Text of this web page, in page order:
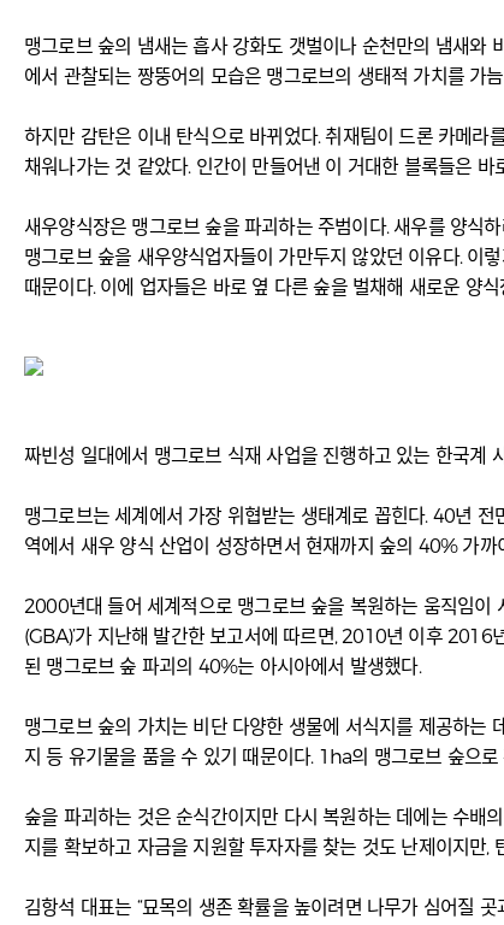
맹그로브 숲의 냄새는 흡사 강화도 갯벌이나 순천만의 냄새와
에서 관찰되는 짱뚱어의 모습은 맹그로브의 생태적 가치를 가
하지만 감탄은 이내 탄식으로 바뀌었다. 취재팀이 드론 카메
채워나가는 것 같았다. 인간이 만들어낸 이 거대한 블록들은 바
새우양식장은 맹그로브 숲을 파괴하는 주범이다. 새우를 양식
맹그로브 숲을 새우양식업자들이 가만두지 않았던 이유다. 이
때문이다. 이에 업자들은 바로 옆 다른 숲을 벌채해 새로운 양
짜빈성 일대에서 맹그로브 식재 사업을 진행하고 있는 한국계
맹그로브는 세계에서 가장 위협받는 생태계로 꼽힌다. 40년
역에서 새우 양식 산업이 성장하면서 현재까지 숲의 40% 가
2000년대 들어 세계적으로 맹그로브 숲을 복원하는 움직임이
(GBA)’가 지난해 발간한 보고서에 따르면, 2010년 이후
된 맹그로브 숲 파괴의 40%는 아시아에서 발생했다.
맹그로브 숲의 가치는 비단 다양한 생물에 서식지를 제공하는
지 등 유기물을 품을 수 있기 때문이다. 1ha의 맹그로브 숲으
숲을 파괴하는 것은 순식간이지만 다시 복원하는 데에는 수
지를 확보하고 자금을 지원할 투자자를 찾는 것도 난제이지만
김항석 대표는 “묘목의 생존 확률을 높이려면 나무가 심어질